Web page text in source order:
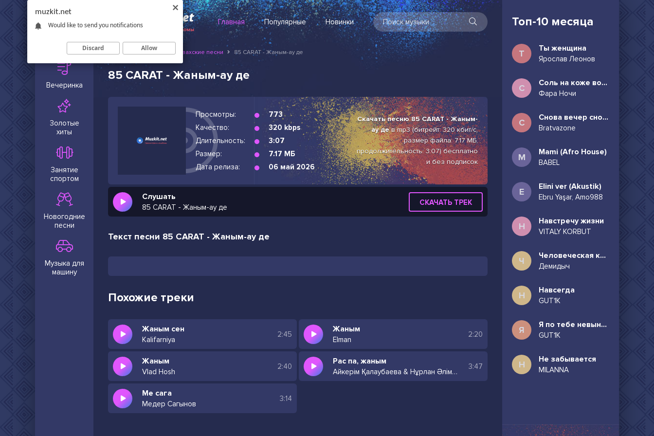
Главная Популярные
Новинки
Вечеринка
Золотые
хиты
Занятие
спортом
Новогодние
песни
Музыка для
машину
Muzkit.net Русские и казахские песни 85 CARAT - Жаным-ау де
85 CARAT - Жаным-ау де
Просмотры:
773
Качество:
320 kbps
Длительность:
3:07
Размер:
7.17 МБ
Дата релиза:
06 май 2026
Скачать песню 85 CARAT - Жаным-
ау дев mp3 (битрейт: 320 кбит/с,
размер файла: 7.17 МБ,
продолжительность: 3:07) бесплатно
и без подписок
Слушать
85 CARAT - Жаным-ау де
СКАЧАТЬ ТРЕК
Текст песни 85 CARAT - Жаным-ау де
Похожие треки
Жаным сен
Kalifarniya
2:45
Жаным
Elman
2:20
Жаным
Vlad Hosh
2:40
Рас па, жаным
Айкерім Қалаубаева & Нұрлан Әлімжанов
3:47
Ме сага
Медер Сагынов
3:14
Топ-10 месяца
Т Ты женщина
Ярослав Леонов
С Соль на коже волосы в пучок
Фара Ночи
С Снова вечер снова дождь может всё таки придёшь
Bratvazone
M Mami (Afro House)
BABEL
E Elini ver (Akustik)
Ebru Yaşar, Amo988
Н Навстречу жизни
VITALY KORBUT
Ч Человеческая комедия
Демидыч
Н Навсегда
GUT1K
Я Я по тебе невыносимо скучаю
GUT1K
Н Не забывается
MILANNA
muzkit.net
Would like to send you notifications
Discard Allow